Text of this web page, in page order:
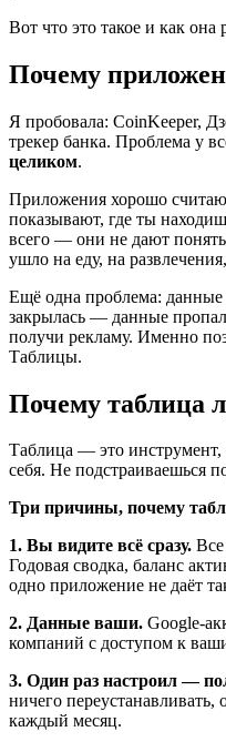
Вот что это такое и как она
Почему
Я пробовала: CoinKeeper,
трекер банка. Проблема у
целиком.
Приложения хорошо
показывают, где ты
всего — они не дают понять
ушло на еду, на
Ещё одна проблема:
закрылась — данные
получи рекламу. Именно
Таблицы.
Почему таблица
Таблица — это
себя. Не подстраиваешься
Три причины, почему
1. Вы видите всё сразу.
Годовая сводка, баланс
одно приложение не даёт
2. Данные ваши. Google-
компаний с доступом к
3. Один раз настроил —
ничего переустанавливать,
каждый месяц.